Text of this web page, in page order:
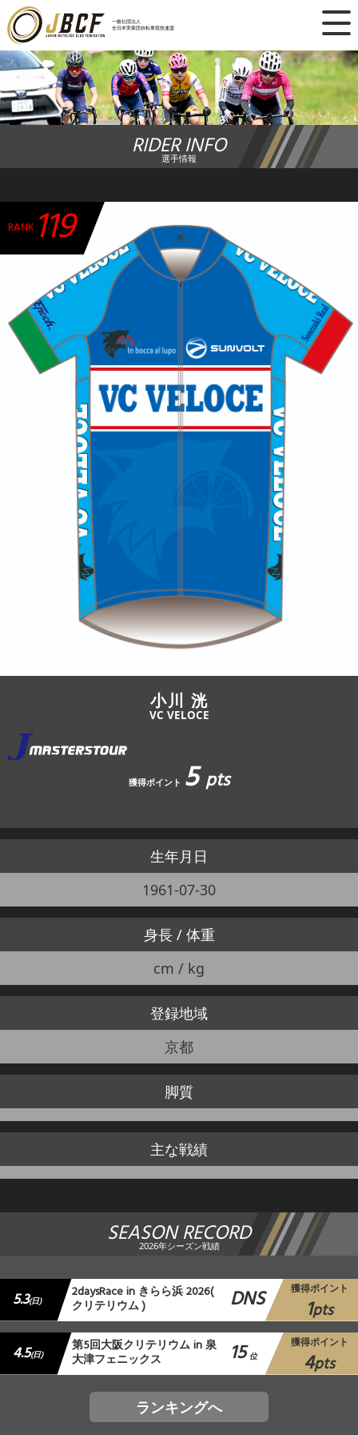
一般社団法人
全日本実業団自転車競技連盟
×
ニュース
レース日程
ランキング
チーム・選手
競技ガイド
加盟・登録
エントリー
JBCF ROAD SERIESとは
RIDER INFO
選手情報
RANK 119
小川 洸
VC VELOCE
獲得ポイント 5pts
生年月日
1961-07-30
身長 / 体重
cm / kg
登録地域
京都
脚質
主な戦績
SEASON RECORD
2026年シーズン戦績
5.3(日) 2daysRace in きらら浜 2026(
クリテリウム ) DNS 獲得ポイント
1pts
4.5(日) 第5回大阪クリテリウム in 泉
大津フェニックス 15 位
獲得ポイント
4pts
ランキングへ